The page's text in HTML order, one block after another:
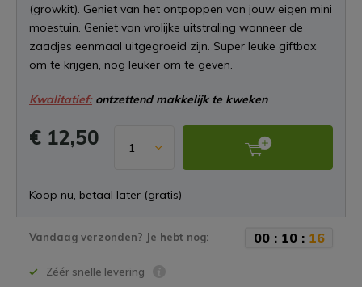
(growkit). Geniet van het ontpoppen van jouw eigen mini
moestuin. Geniet van vrolijke uitstraling wanneer de
zaadjes eenmaal uitgegroeid zijn. Super leuke giftbox
om te krijgen, nog leuker om te geven.
Kwalitatief:ontzettend makkelijk te kweken
€ 12,50
Koop nu, betaal later (gratis)
Vandaag verzonden? Je hebt nog: 00: 10: 16
Zéér snelle levering